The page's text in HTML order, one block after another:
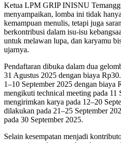
Ketua LPM GRIP INISNU
menyampaikan, lomba ini tidak
kemampuan menulis, tetapi juga
berkontribusi dalam isu-isu
untuk melawan lupa, dan karyamu
ujarnya.
Pendaftaran dibuka dalam dua
31 Agustus 2025 dengan biaya
1–10 September 2025 dengan biaya
mengikuti technical meeting pada 11
mengirimkan karya pada 12–20
dilakukan pada 21–25 September
pada 30 September 2025.
Selain kesempatan menjadi